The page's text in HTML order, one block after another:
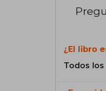
¿El libro
Todos